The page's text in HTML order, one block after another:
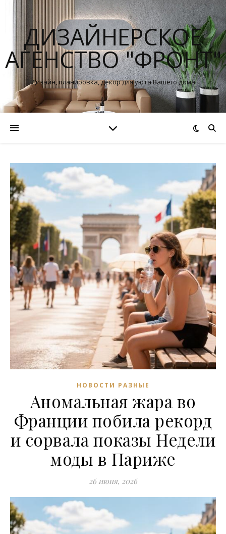
ДИЗАЙНЕРСКОЕ
АГЕНСТВО "ФРОНТ"
Дизайн, планировка, декор для уюта Вашего дома
НОВОСТИ РАЗНЫЕ
Аномальная жара во
Франции побила рекорд
и сорвала показы Недели
моды в Париже
26 июня, 2026